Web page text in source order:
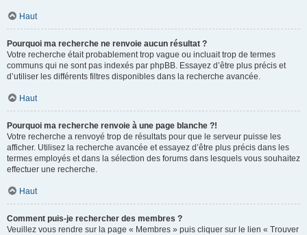
Haut
Pourquoi ma recherche ne renvoie aucun résultat ?
Votre recherche était probablement trop vague ou incluait trop de termes
communs qui ne sont pas indexés par phpBB. Essayez d’être plus précis et
d’utiliser les différents filtres disponibles dans la recherche avancée.
Haut
Pourquoi ma recherche renvoie à une page blanche ?!
Votre recherche a renvoyé trop de résultats pour que le serveur puisse les
afficher. Utilisez la recherche avancée et essayez d’être plus précis dans les
termes employés et dans la sélection des forums dans lesquels vous souhaitez
effectuer une recherche.
Haut
Comment puis-je rechercher des membres ?
Veuillez vous rendre sur la page « Membres » puis cliquer sur le lien « Trouver